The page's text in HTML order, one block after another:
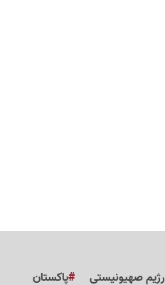
رژیم صهیونیستی پاکستان